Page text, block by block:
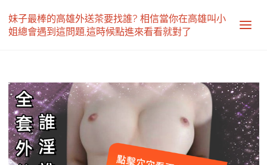
妹子最棒的高雄外送茶要找誰? 相信當你在高雄叫小
姐總會遇到這問題,這時候點進來看看就對了